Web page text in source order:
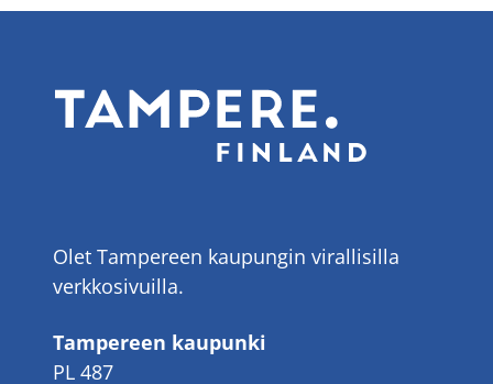
Olet Tampereen kaupungin virallisilla
verkkosivuilla.
Tampereen kaupunki
PL 487